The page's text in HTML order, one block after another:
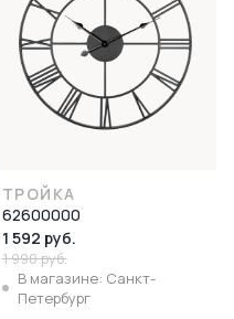
ТРОЙКА
62600000
1 592 руб.
1 990 руб.
В магазине: Санкт-
Петербург